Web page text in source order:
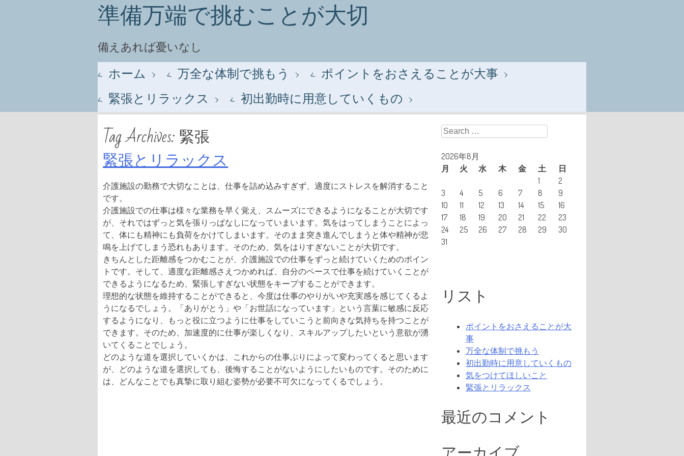
準備万端で挑むことが大切
備えあれば憂いなし
Menu
Skip to content
ホーム 万全な体制で挑もう
ポイントをおさえることが大事
緊張とリラックス
初出勤時に用意していくもの
Tag Archives: 緊張
緊張とリラックス
介護施設の勤務で大切なことは、仕事を詰め込みすぎず、適度にストレスを解消すること
です。
介護施設での仕事は様々な業務を早く覚え、スムーズにできるようになることが大切です
が、それではずっと気を張りっぱなしになっていまいます。気をはってしまうことによっ
て、体にも精神にも負荷をかけてしまいます。そのまま突き進んでしまうと体や精神が悲
鳴を上げてしまう恐れもあります。そのため、気をはりすぎないことが大切です。
きちんとした距離感をつかむことが、介護施設での仕事をずっと続けていくためのポイン
トです。そして、適度な距離感さえつかめれば、自分のペースで仕事を続けていくことが
できるようになるため、緊張しすぎない状態をキープすることができます。
理想的な状態を維持することができると、今度は仕事のやりがいや充実感を感じてくるよ
うになるでしょう。「ありがとう」や「お世話になっています」という言葉に敏感に反応
するようになり、もっと役に立つように仕事をしていこうと前向きな気持ちを持つことが
できます。そのため、加速度的に仕事が楽しくなり、スキルアップしたいという意欲が湧
いてくることでしょう。
どのような道を選択していくかは、これからの仕事ぶりによって変わってくると思います
が、どのような道を選択しても、後悔することがないようにしたいものです。そのために
は、どんなことでも真摯に取り組む姿勢が必要不可欠になってくるでしょう。
Search
2026年8月
月
火 水 木 金 土
日
1
2
3
4 5 6 7 8
9
10
11 12 13 14 15
16
17
18 19 20 21 22
23
24
25 26 27 28 29
30
31
リスト
ポイントをおさえることが大
事
万全な体制で挑もう
初出勤時に用意していくもの
気をつけてほしいこと
緊張とリラックス
最近のコメント